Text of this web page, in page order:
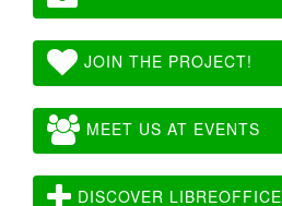
JOIN THE PROJECT!
MEET US AT EVENTS
DISCOVER LIBREOFFICE